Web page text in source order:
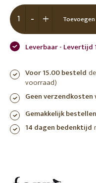
+
-
Leverbaar - Levertijd
Voor 15.00 besteld
voorraad)
Geen verzendkosten
Gemakkelijk bestellen
14 dagen bedenktijd